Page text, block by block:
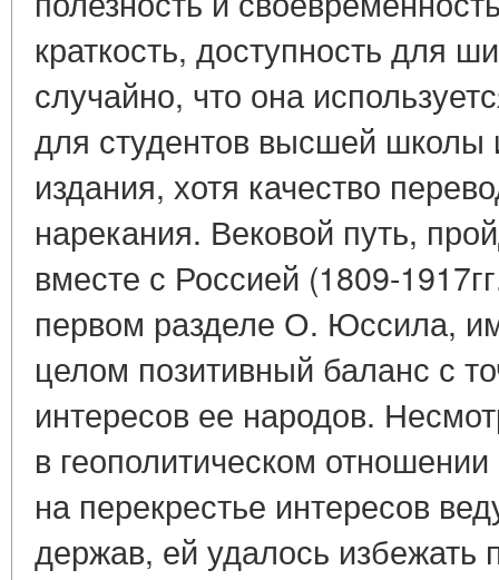
краткость, доступность для
случайно, что она
для студентов высшей
издания, хотя качество
нарекания. Вековой путь,
вместе с Россией (1809-
первом разделе О. Юссила,
целом позитивный баланс с
интересов ее народов.
в геополитическом
на перекрестье интересов
держав, ей удалось избежать